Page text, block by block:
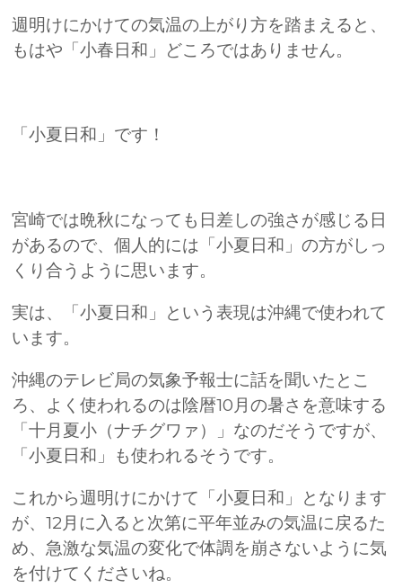
週明けにかけての気温の上がり方を踏まえると、
もはや「小春日和」どころではありません。
「小夏日和」です！
宮崎では晩秋になっても日差しの強さが感じる日
があるので、個人的には「小夏日和」の方がしっ
くり合うように思います。
実は、「小夏日和」という表現は沖縄で使われて
います。
沖縄のテレビ局の気象予報士に話を聞いたとこ
ろ、よく使われるのは陰暦10月の暑さを意味する
「十月夏小（ナチグワァ）」なのだそうですが、
「小夏日和」も使われるそうです。
これから週明けにかけて「小夏日和」となります
が、12月に入ると次第に平年並みの気温に戻るた
め、急激な気温の変化で体調を崩さないように気
を付けてくださいね。